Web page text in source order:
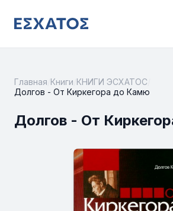
Главная Книги КНИГИ ЭСХАТОС
Долгов - От Киркегора до Камю
Долгов - От